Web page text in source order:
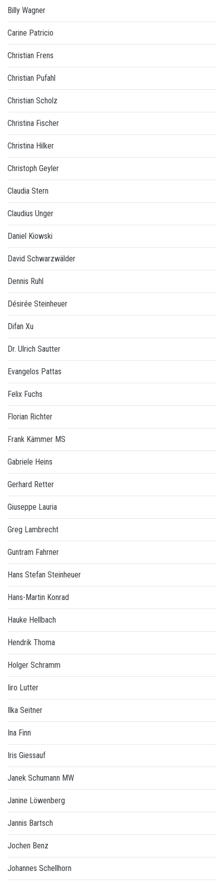
Billy Wagner
Carine Patricio
Christian Frens
Christian Pufahl
Christian Scholz
Christina Fischer
Christina Hilker
Christoph Geyler
Claudia Stern
Claudius Unger
Daniel Kiowski
David Schwarzwälder
Dennis Ruhl
Désirée Steinheuer
Difan Xu
Dr. Ulrich Sautter
Evangelos Pattas
Felix Fuchs
Florian Richter
Frank Kämmer MS
Gabriele Heins
Gerhard Retter
Giuseppe Lauria
Greg Lambrecht
Guntram Fahrner
Hans Stefan Steinheuer
Hans-Martin Konrad
Hauke Hellbach
Hendrik Thoma
Holger Schramm
Iiro Lutter
Ilka Seitner
Ina Finn
Iris Giessauf
Janek Schumann MW
Janine Löwenberg
Jannis Bartsch
Jochen Benz
Johannes Schellhorn